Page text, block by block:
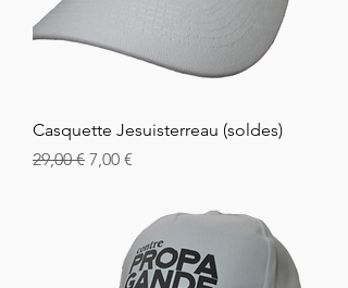
Casquette Jesuisterreau (soldes)
Vanlig pris
29,00 € Salgspris
7,00 €